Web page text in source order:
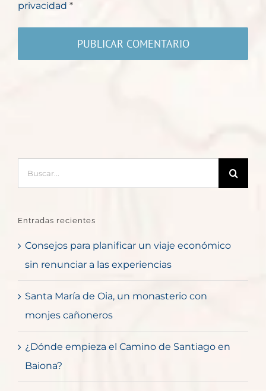
privacidad *
Entradas recientes
Consejos para planificar un viaje económico
sin renunciar a las experiencias
Santa María de Oia, un monasterio con
monjes cañoneros
¿Dónde empieza el Camino de Santiago en
Baiona?